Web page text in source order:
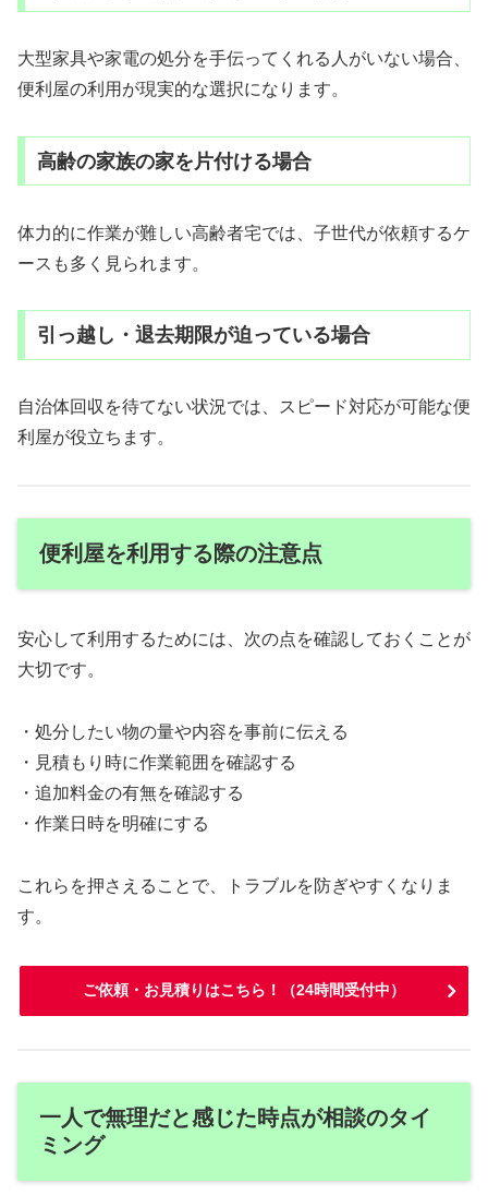
大型家具や家電の処分を手伝ってくれる人がいない場合、
便利屋の利用が現実的な選択になります。
高齢の家族の家を片付ける場合
体力的に作業が難しい高齢者宅では、子世代が依頼するケ
ースも多く見られます。
引っ越し・退去期限が迫っている場合
自治体回収を待てない状況では、スピード対応が可能な便
利屋が役立ちます。
便利屋を利用する際の注意点
安心して利用するためには、次の点を確認しておくことが
大切です。
・処分したい物の量や内容を事前に伝える
・見積もり時に作業範囲を確認する
・追加料金の有無を確認する
・作業日時を明確にする
これらを押さえることで、トラブルを防ぎやすくなりま
す。
ご依頼・お見積りはこちら！（24時間受付中）
一人で無理だと感じた時点が相談のタイ
ミング